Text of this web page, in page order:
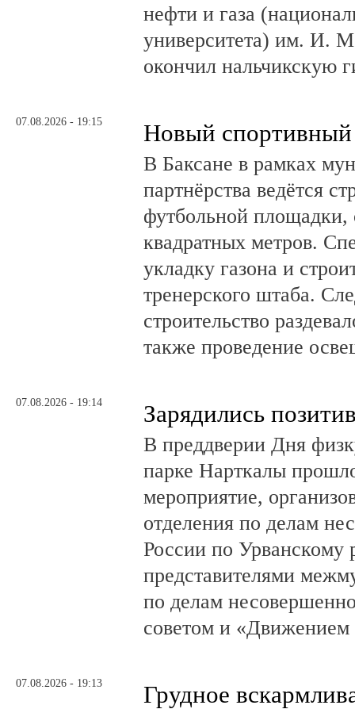
нефти и газа
университета) им. И.
окончил нальчикскую
07.08.2026 - 19:15 Новый спортивный
В Баксане в рамках
партнёрства ведётся
футбольной
квадратных метров.
укладку газона и
тренерского штаба.
строительство
также проведение
07.08.2026 - 19:14 Зарядились
В преддверии Дня
парке Нарткалы
мероприятие,
отделения по делам
России по Урванскому
представителями
по делам
советом и
07.08.2026 - 19:13
Грудное